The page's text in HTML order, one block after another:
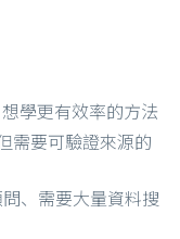
學更有效率的方法
需要可驗證來源的
、需要大量資料搜